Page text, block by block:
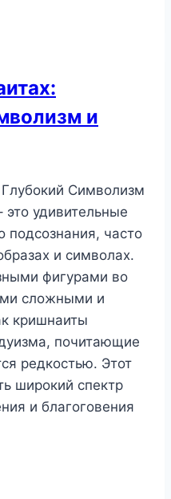
и
Символизм
удивительные
подсознания, часто
и символах.
фигурами во
сложными и
кришнаиты
почитающие
редкостью. Этот
широкий спектр
и благоговения